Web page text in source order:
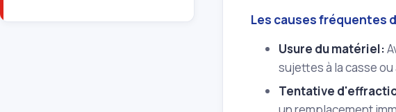
Les causes fréquentes
Usure du matériel:
sujettes à la casse
Tentative